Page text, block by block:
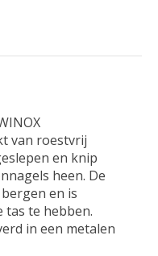
van roestvrij
en knip
heen. De
en is
tas te hebben.
in een metalen